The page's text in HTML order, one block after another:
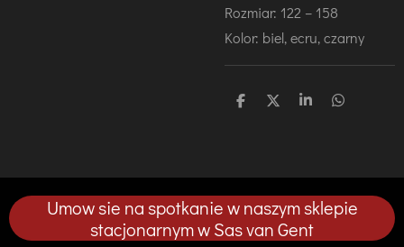
Rozmiar: 122 – 158
Kolor: biel, ecru, czarny
U
ę
p
n
j
U
ę
p
n
j
U
ę
p
n
j
U
ę
p
n
Umow sie na spotkanie w naszym sklepie
stacjonarnym w Sas van Gent